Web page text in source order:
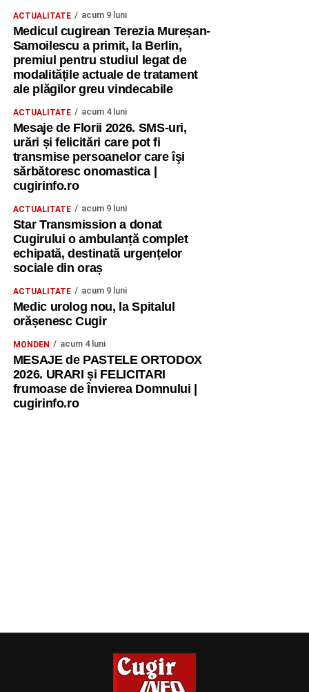
ACTUALITATE acum 9 luni
Medicul cugirean Terezia Mureșan-
Samoilescu a primit, la Berlin,
premiul pentru studiul legat de
modalitățile actuale de tratament
ale plăgilor greu vindecabile
ACTUALITATE acum 4 luni
Mesaje de Florii 2026. SMS-uri,
urări și felicitări care pot fi
transmise persoanelor care îşi
sărbătoresc onomastica |
cugirinfo.ro
ACTUALITATE acum 9 luni
Star Transmission a donat
Cugirului o ambulanță complet
echipată, destinată urgențelor
sociale din oraș
ACTUALITATE acum 9 luni
Medic urolog nou, la Spitalul
orășenesc Cugir
MONDEN acum 4 luni
MESAJE de PASTELE ORTODOX
2026. URARI și FELICITARI
frumoase de Învierea Domnului |
cugirinfo.ro